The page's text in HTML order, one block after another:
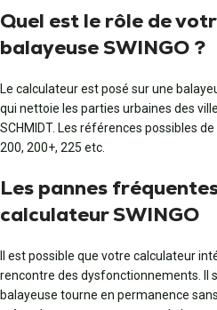
Quel est le rôle de
balayeuse SWINGO ?
Le calculateur est posé sur une
qui nettoie les parties urbaines des
SCHMIDT. Les références possibles
200, 200+, 225 etc.
Les pannes
calculateur SWINGO
Il est possible que votre calculateur
rencontre des dysfonctionnements. Il
balayeuse tourne en permanence